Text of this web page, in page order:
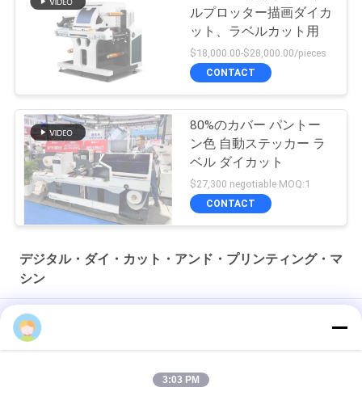
ルプロッター描画ダイカ
ット、ラベルカット用
$18,000.00-$28,000.00/pieces
CONTACT
80%のカバー パントー
ン色 自動ステッカー ラ
ベル ダイカット
$27,300 negotiable MOQ:1
CONTACT
デジタル・ダイ・カット・アンド・プリンティング・マ
シン
PLC制御バーコードラベル切断機 350mm マックス 1000mm 直
径 15m/min 速度 8kw パワー
400m/min マックススピード 高精度と効率のための切断ステッ
3:03 PM